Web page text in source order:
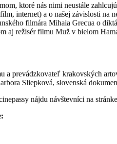
ktoré nás nimi neustále
internet) a o našej závislosti
filmára Mihaia Grecua o
aj režisér filmu Muž v bielom
krakovských
Sliepková, slovenská
nájdu návštevníci na